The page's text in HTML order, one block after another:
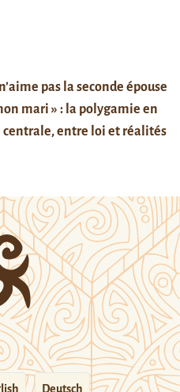
pas la seconde épouse
mari » : la polygamie en
centrale, entre loi et réalités
Deutsch